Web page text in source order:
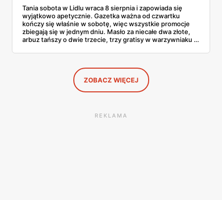
Tania sobota w Lidlu wraca 8 sierpnia i zapowiada się
wyjątkowo apetycznie. Gazetka ważna od czwartku
kończy się właśnie w sobotę, więc wszystkie promocje
zbiegają się w jednym dniu. Masło za niecałe dwa złote,
arbuz tańszy o dwie trzecie, trzy gratisy w warzywniaku i
całą sobotnią gazetkę Lidla strona po stronie i wybrałam
ZOBACZ WIĘCEJ
REKLAMA